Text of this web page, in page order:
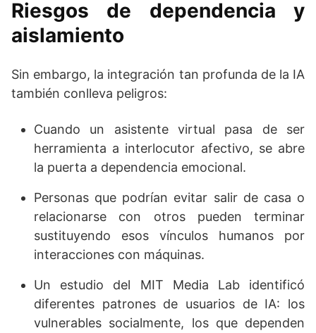
Riesgos de dependencia y
aislamiento
Sin embargo, la integración tan profunda de la IA
también conlleva peligros:
Cuando un asistente virtual pasa de ser
herramienta a interlocutor afectivo, se abre
la puerta a dependencia emocional.
Personas que podrían evitar salir de casa o
relacionarse con otros pueden terminar
sustituyendo esos vínculos humanos por
interacciones con máquinas.
Un estudio del MIT Media Lab identificó
diferentes patrones de usuarios de IA: los
vulnerables socialmente, los que dependen